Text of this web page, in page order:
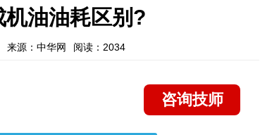
油油耗区别?
来源：中华网 阅读：2034
咨询技师